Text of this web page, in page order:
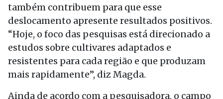
também contribuem para que esse
deslocamento apresente resultados positivos.
“Hoje, o foco das pesquisas está direcionado a
estudos sobre cultivares adaptados e
resistentes para cada região e que produzam
mais rapidamente”, diz Magda.
Ainda de acordo com a pesquisadora, o campo